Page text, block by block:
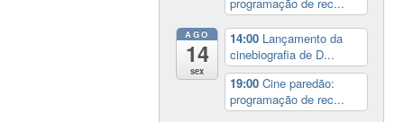
AGO
14
sex
14:00 Lançamento da
cinebiografia de D...
19:00Cine paredão:
programação de rec...